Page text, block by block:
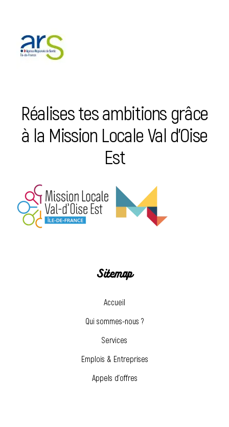
Réalises tes ambitions grâce
à la Mission Locale Val d’Oise
Est
Sitemap
Accueil
Qui sommes-nous ?
Services
Emplois & Entreprises
Appels d’offres